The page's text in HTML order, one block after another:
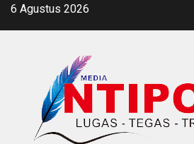
Skip6 Agustus 2026